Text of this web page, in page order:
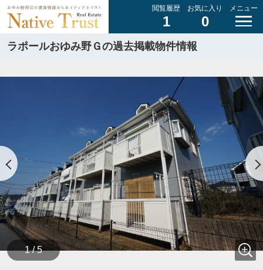
閲覧履歴
1
お気に入り
0
メニュー
ラポールおゆみ野Ｇの過去掲載物件情報
1 / 5